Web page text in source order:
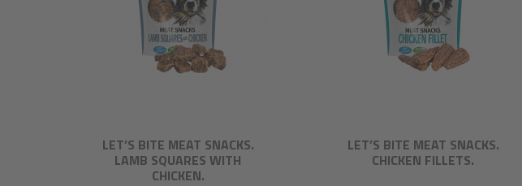
LET’S BITE MEAT SNACKS.
LAMB SQUARES WITH
CHICKEN.
LET’S BITE MEAT SNACKS.
CHICKEN FILLETS.